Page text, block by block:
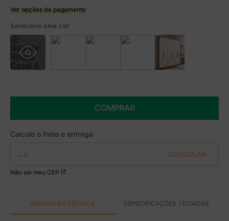
Ver opções de pagamento
R$ 1.519,99 à vista no Boleto
% de desconto)
Você economiza
Selecione uma cor
COMPRAR
Não sei meu CEP
DESCRIÇÃO TÉCNICA ESPECIFICAÇÕES TÉCNICAS